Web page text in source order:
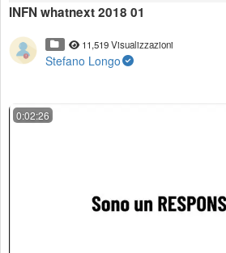
INFN whatnext 2018 01
11,519 Visualizzazioni
Stefano Longo
0:02:26